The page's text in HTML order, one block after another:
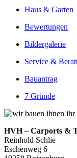
Haus & Garten
Bewertungen
Bildergalerie
Service &
Bauantrag
7 Gründe
HVH – Carports &
Reinhold Schlie
Eschenweg 6